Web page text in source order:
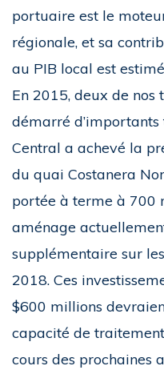
portuaire est le
régionale, et sa
au PIB local est
En 2015, deux de nos
démarré d’importants
Central a achevé la
du quai Costanera
portée à terme à 700
aménage
supplémentaire sur
2018. Ces
$600 millions
capacité de
cours des prochaines